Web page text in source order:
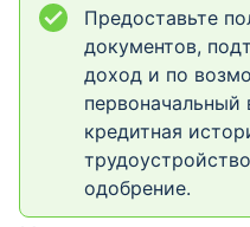
Предоставьте
документов,
доход и по
первоначальный
кредитная
одобрение.